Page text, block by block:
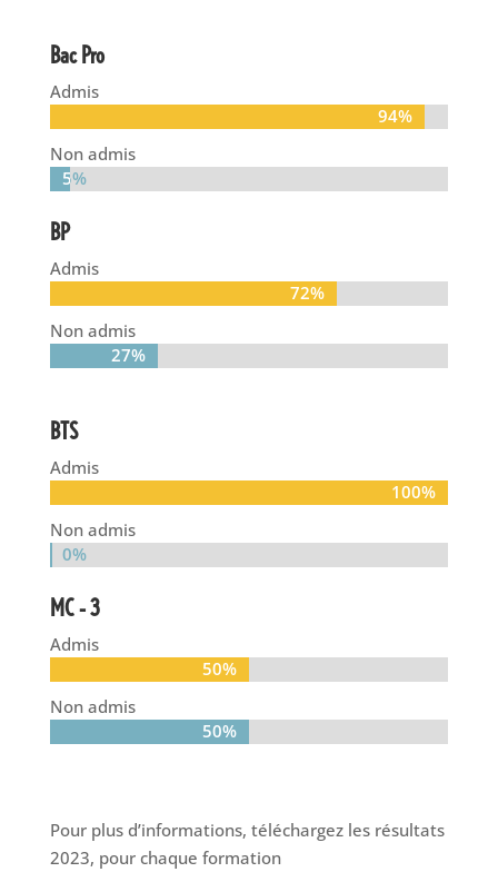
Bac Pro
Admis
94%
94%
Non admis
5%
5%
BP
Admis
72%
72%
Non admis
27%
27%
BTS
Admis
100%
100%
Non admis
0%
0%
MC – 3
Admis
50%
50%
Non admis
50%
50%
Pour plus d’informations, téléchargez les résultats
2023, pour chaque formation